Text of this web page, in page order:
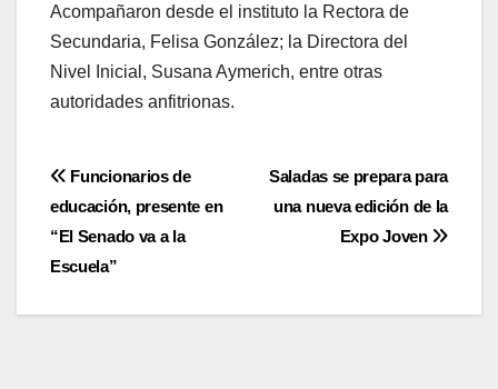
Acompañaron desde el instituto la Rectora de
Secundaria, Felisa González; la Directora del
Nivel Inicial, Susana Aymerich, entre otras
autoridades anfitrionas.
Navegación
de
entradas
Saladas se prepara para
una nueva edición de la
Expo Joven
Funcionarios de
educación, presente en
“El Senado va a la
Escuela”